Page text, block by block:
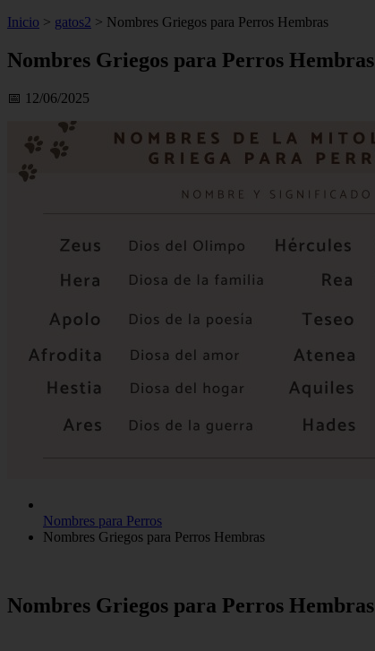
Inicio > gatos2 > Nombres Griegos para Perros Hembras
Nombres Griegos para Perros Hembras
📅 12/06/2025
Nombres para Perros
Nombres Griegos para Perros Hembras
Nombres Griegos para Perros Hembras